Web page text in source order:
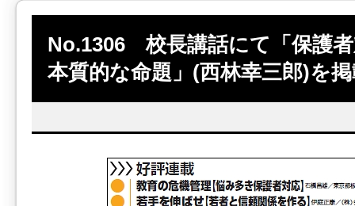
No.1306 校長講話にて「保護
本質的な命題」(西林幸三郎)を